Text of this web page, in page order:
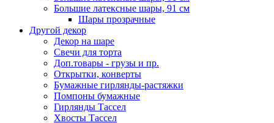
Большие латексные шары, 91 см
Шары прозрачные
Другой декор
Декор на шаре
Свечи для торта
Доп.товары - грузы и пр.
Открытки, конверты
Бумажные гирлянды-растяжки
Помпоны бумажные
Гирлянды Тассел
Хвосты Тассел